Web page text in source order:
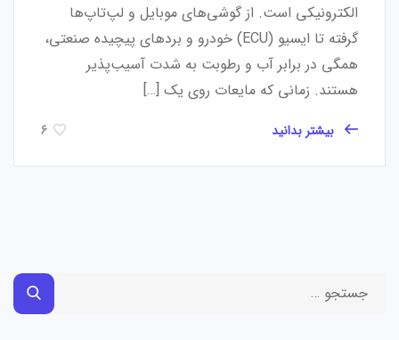
الکترونیکی است. از گوشی‌های موبایل و لپ‌تاپ‌ها
گرفته تا ایسیو (ECU) خودرو و بردهای پیچیده صنعتی،
همگی در برابر آب و رطوبت به شدت آسیب‌پذیر
هستند. زمانی که مایعات روی یک […]
بیشتر بدانید 6